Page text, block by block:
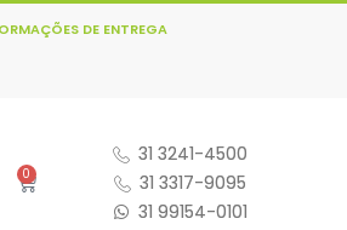
DE ENTREGA
0
31 3241-4500
31 3317-9095
31 99154-0101